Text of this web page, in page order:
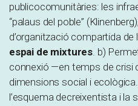
publicocomunitàries: les
“palaus del poble”
d’organització compartida de
espai de mixtures. b)
connexió —en temps de crisi
dimensions social i
l’esquema decreixentista i la